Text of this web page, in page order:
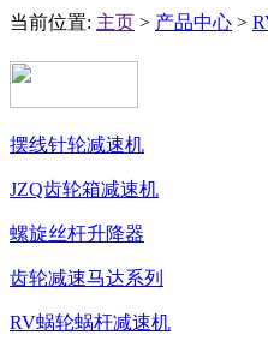
当前位置: 主页 > 产品中心 >
摆线针轮减速机
JZQ齿轮箱减速机
螺旋丝杆升降器
齿轮减速马达系列
RV蜗轮蜗杆减速机